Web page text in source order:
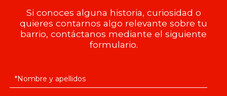
Si conoces alguna historia, curiosidad o
quieres contarnos algo relevante sobre tu
barrio, contáctanos mediante el siguiente
formulario.